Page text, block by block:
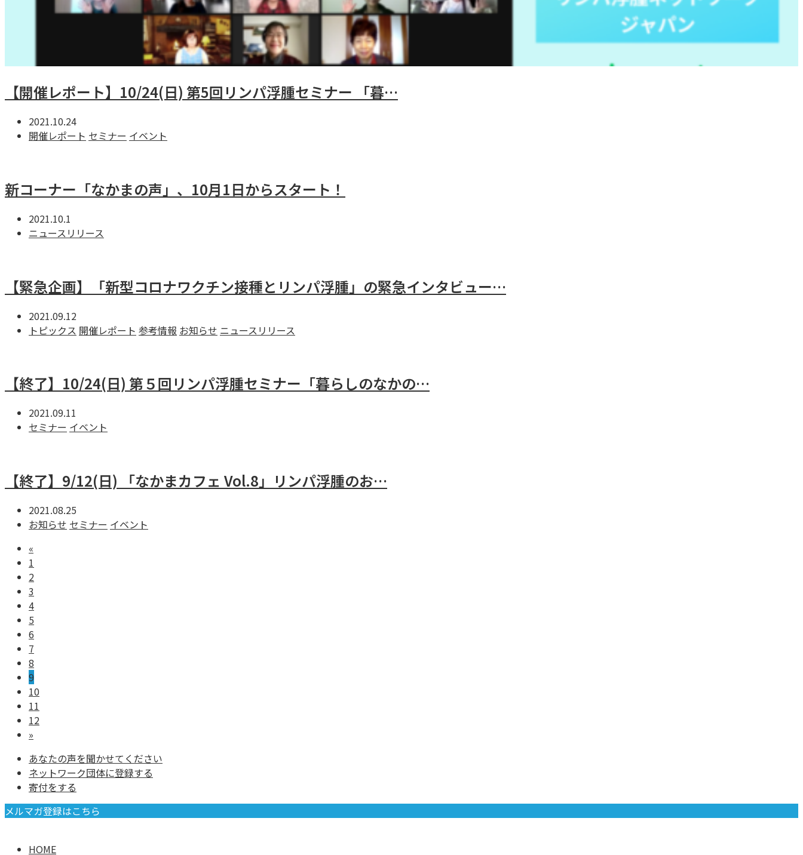
【開催レポート】10/24(日) 第5回リンパ浮腫セミナー 「暮…
2021.10.24
開催レポート セミナー イベント
新コーナー「なかまの声」、10月1日からスタート！
2021.10.1
ニュースリリース
【緊急企画】「新型コロナワクチン接種とリンパ浮腫」の緊急インタビュー…
2021.09.12
トピックス 開催レポート 参考情報 お知らせ ニュースリリース
【終了】10/24(日) 第５回リンパ浮腫セミナー「暮らしのなかの…
2021.09.11
セミナー イベント
【終了】9/12(日) 「なかまカフェ Vol.8」リンパ浮腫のお…
2021.08.25
お知らせ セミナー イベント
«
1
2
3
4
5
6
7
8
9
10
11
12
»
あなたの声を聞かせてください
ネットワーク団体に登録する
寄付をする
メルマガ登録はこちら
HOME